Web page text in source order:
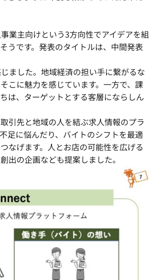
業主向けという3方向性でアイデアを組
うです。発表のタイトルは、中間発表
ました。地域経済の担い手に繋がるな
こに魅力を感じています。一方で、課
は、ターゲットとする客層にならしん
引先と地域の人を結ぶ求人情報のプラ
足に悩んだり、バイトのシフトを最適
なげます。人とお店の可能性を広げる
出の企画なども提案しました。